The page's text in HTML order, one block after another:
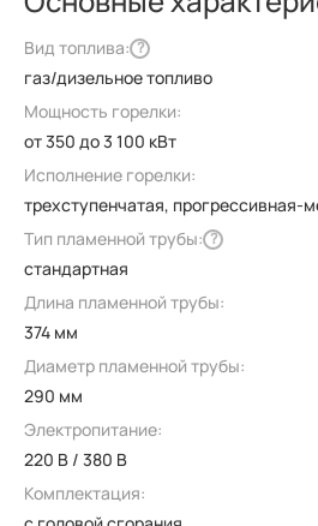
Вид топлива: ?
газ/дизельное топливо
Мощность горелки:
от 350 до 3 100 кВт
Исполнение горелки:
трехступенчатая, прогрессивная-
Тип пламенной трубы: ?
стандартная
Длина пламенной трубы:
374 мм
Диаметр пламенной трубы:
290 мм
Электропитание:
220 В / 380 В
Комплектация: